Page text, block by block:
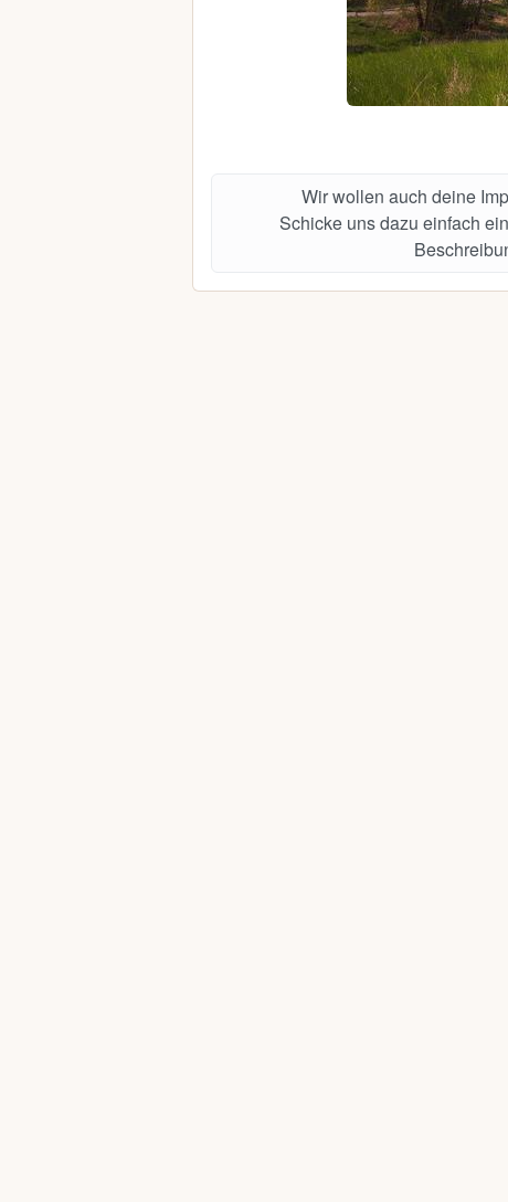
Wir wollen auch deine
Schicke uns dazu einfach